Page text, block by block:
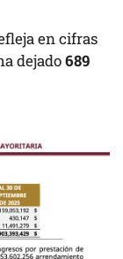
en cifras
dejado689